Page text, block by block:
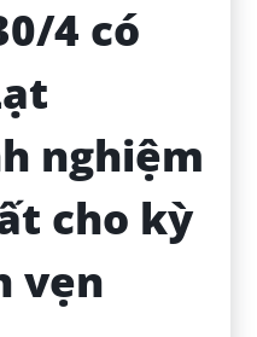
4 có
nghiệm
cho kỳ
vẹn